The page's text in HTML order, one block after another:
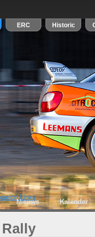
Nieuws Kalender
Rally